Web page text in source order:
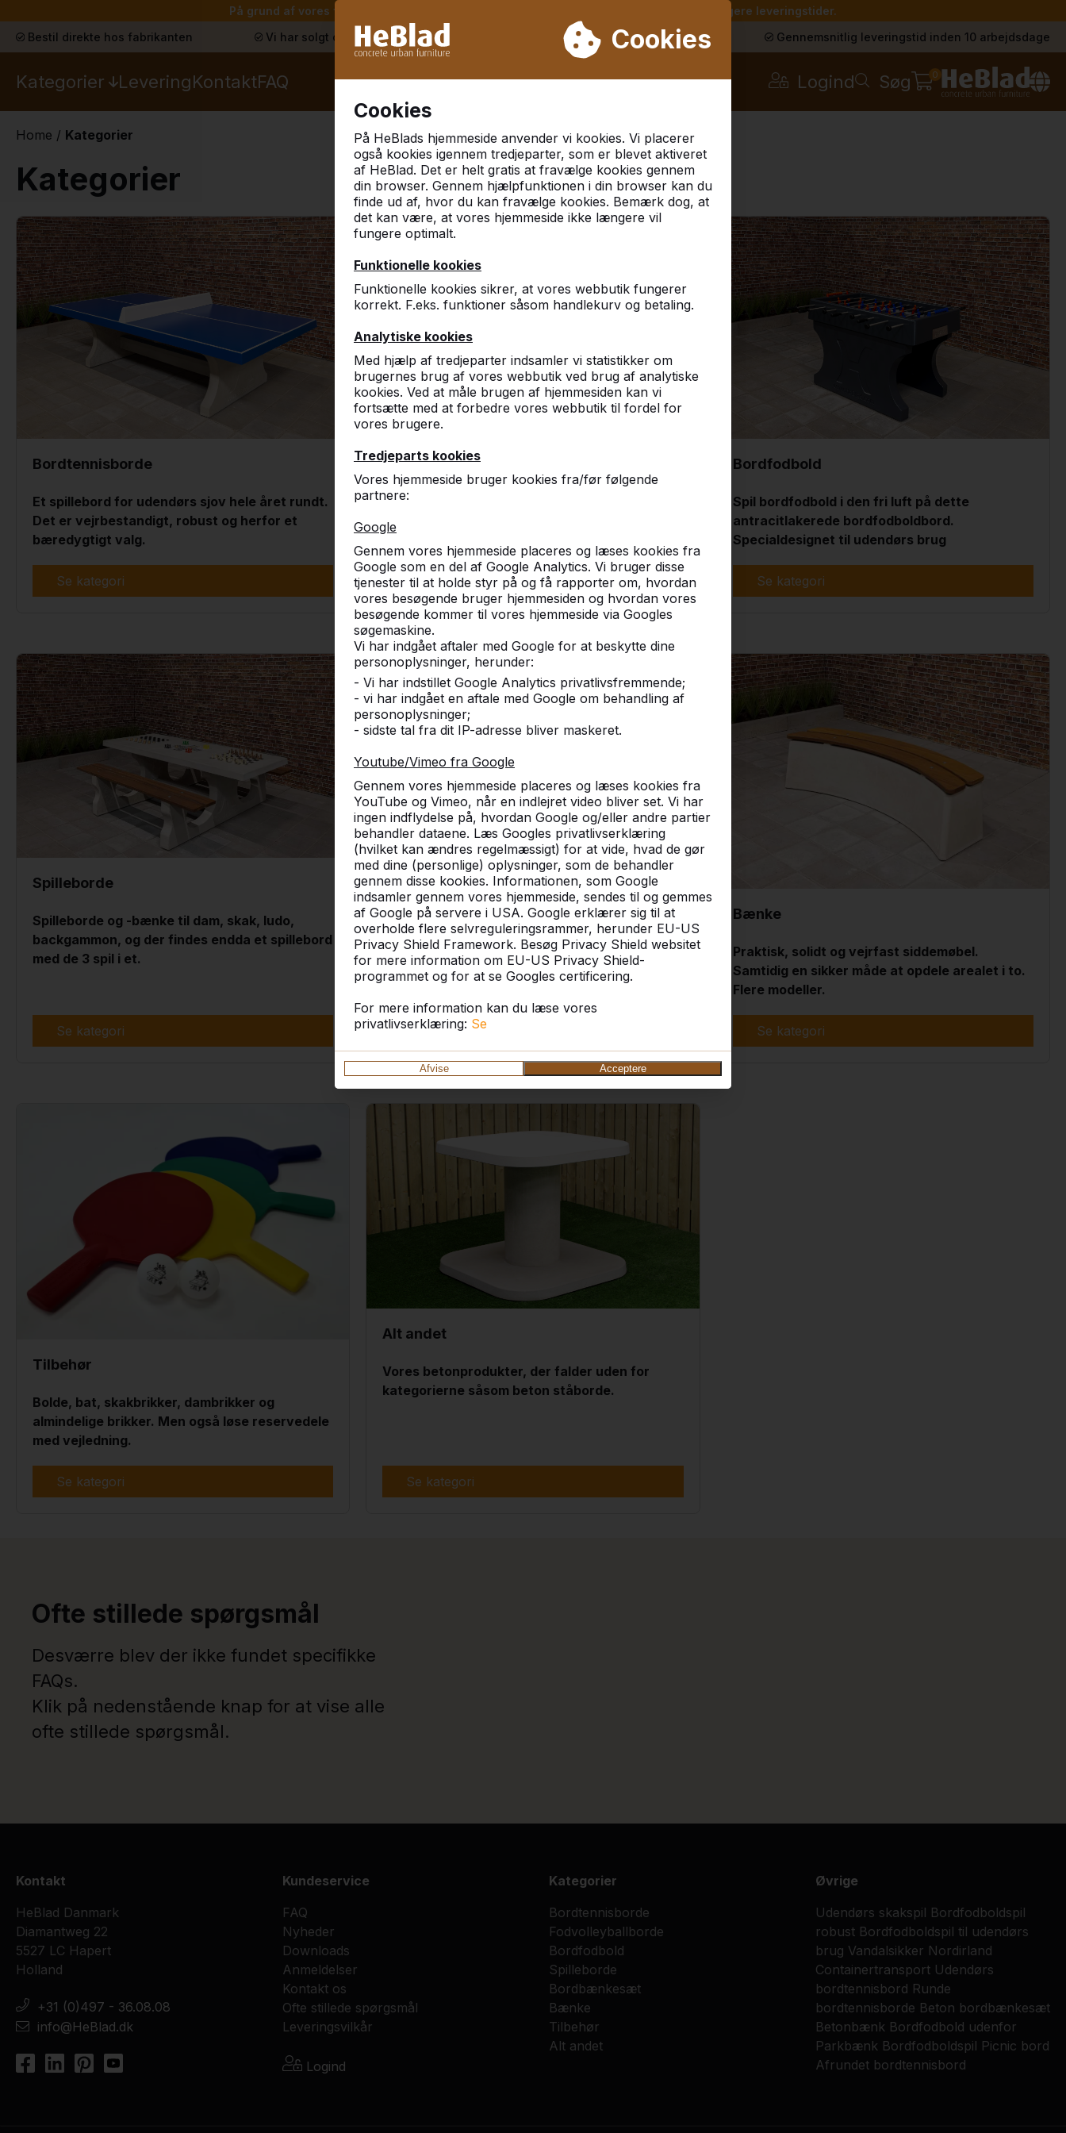
På grund af vores ferie leverer vi ikke fra uge 31 til uge 33. Så tag venligst højde for længere leveringstider.
Cookies
Cookies
På HeBlads hjemmeside anvender vi kookies. Vi placerer
også kookies igennem tredjeparter, som er blevet aktiveret
af HeBlad. Det er helt gratis at fravælge kookies gennem
din browser. Gennem hjælpfunktionen i din browser kan du
finde ud af, hvor du kan fravælge kookies. Bemærk dog, at
det kan være, at vores hjemmeside ikke længere vil
fungere optimalt.
Funktionelle kookies
Funktionelle kookies sikrer, at vores webbutik fungerer
korrekt. F.eks. funktioner såsom handlekurv og betaling.
Analytiske kookies
Med hjælp af tredjeparter indsamler vi statistikker om
brugernes brug af vores webbutik ved brug af analytiske
kookies. Ved at måle brugen af hjemmesiden kan vi
fortsætte med at forbedre vores webbutik til fordel for
vores brugere.
Tredjeparts kookies
Vores hjemmeside bruger kookies fra/før følgende
partnere:
Google
Gennem vores hjemmeside placeres og læses kookies fra
Google som en del af Google Analytics. Vi bruger disse
tjenester til at holde styr på og få rapporter om, hvordan
vores besøgende bruger hjemmesiden og hvordan vores
besøgende kommer til vores hjemmeside via Googles
søgemaskine.
Vi har indgået aftaler med Google for at beskytte dine
personoplysninger, herunder:
- Vi har indstillet Google Analytics privatlivsfremmende;
- vi har indgået en aftale med Google om behandling af
personoplysninger;
- sidste tal fra dit IP-adresse bliver maskeret.
Youtube/Vimeo fra Google
Gennem vores hjemmeside placeres og læses kookies fra
YouTube og Vimeo, når en indlejret video bliver set. Vi har
ingen indflydelse på, hvordan Google og/eller andre partier
behandler dataene. Læs Googles privatlivserklæring
(hvilket kan ændres regelmæssigt) for at vide, hvad de gør
med dine (personlige) oplysninger, som de behandler
gennem disse kookies. Informationen, som Google
indsamler gennem vores hjemmeside, sendes til og gemmes
af Google på servere i USA. Google erklærer sig til at
overholde flere selvreguleringsrammer, herunder EU-US
Privacy Shield Framework. Besøg Privacy Shield websitet
for mere information om EU-US Privacy Shield-
programmet og for at se Googles certificering.
For mere information kan du læse vores
privatlivserklæring: Se
Afvise Acceptere
Bestil direkte hos fabrikanten Vi har solgt over 30.000 borde Kunder vurderer HeBlad med et 9.3 Gennemsnitlig leveringstid inden 10 arbejdsdage
Kategorier LeveringKontaktFAQ Logind Søg 0
Home / Kategorier
Kategorier
Bordtennisborde
Et spillebord for udendørs sjov hele året rundt.
Det er vejrbestandigt, robust og herfor et
bæredygtigt valg.
Se kategori
Fodvolleyballborde
Fodvolleyball er en kombination af bordtennis
og fodbold. Perfekt til skolegården,
campingpladsen eller det offentlige r...
Se kategori
Bordfodbold
Spil bordfodbold i den fri luft på dette
antracitlakerede bordfodboldbord.
Specialdesignet til udendørs brug
Se kategori
Spilleborde
Spilleborde og -bænke til dam, skak, ludo,
backgammon, og der findes endda et spillebord
med de 3 spil i et.
Se kategori
Bordbænkesæt
Kan ikke undværes langs med vejen, i skoven
eller parken: bordbænkesættet. Vælg en
bæredygtig, vejrbestandig og komforta...
Se kategori
Bænke
Praktisk, solidt og vejrfast siddemøbel.
Samtidig en sikker måde at opdele arealet i to.
Flere modeller.
Se kategori
Tilbehør
Bolde, bat, skakbrikker, dambrikker og
almindelige brikker. Men også løse reservedele
med vejledning.
Se kategori
Alt andet
Vores betonprodukter, der falder uden for
kategorierne såsom beton ståborde.
Se kategori
Ofte stillede spørgsmål
Desværre blev der ikke fundet specifikke
FAQs.
Klik på nedenstående knap for at vise alle
ofte stillede spørgsmål.
Kontakt
HeBlad Danmark
Diamantweg 22
5527 LC Hapert
Holland
+31 (0)497 - 36.08.08
info@HeBlad.dk
Kundeservice
FAQ
Nyheder
Downloads
Anmeldelser
Kontakt os
Ofte stillede spørgsmål
Leveringsvilkår
Logind
Kategorier
Bordtennisborde
Fodvolleyballborde
Bordfodbold
Spilleborde
Bordbænkesæt
Bænke
Tilbehør
Alt andet
Øvrige
Udendørs skakspil Bordfodboldspil
robust Bordfodboldspil til udendørs
brug Vandalsikker Nordirland
Containertransport Udendørs
bordtennisbord Runde
bordtennisborde Beton bordbænkesæt
Betonbænk Bordfodbold udenfor
Parkbænk ​ Bordfodboldspil Picnic bord
Afrundet bordtennisbord